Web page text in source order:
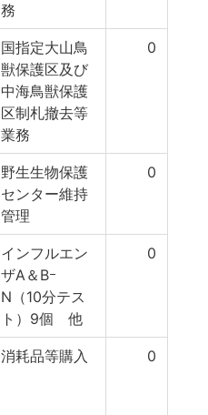
務
国指定大山鳥
獣保護区及び
中海鳥獣保護
区制札撤去等
業務
0
野生生物保護
センター維持
管理
0
インフルエン
ザA＆Bｰ
N（10分テス
ト）9個 他
0
消耗品等購入 0